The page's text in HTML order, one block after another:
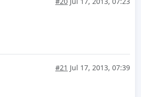
#21 Jul 17, 2013, 07:39